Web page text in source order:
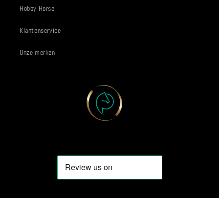
Hobby Horse
Klantenservice
Onze merken